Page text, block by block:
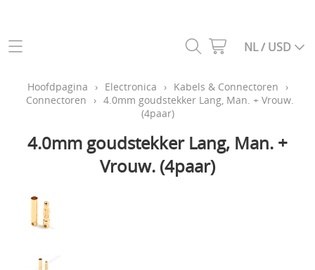
Categoriën webshop
Drones
Vliegtuigen
Constructie voertuigen
Hoofdpagina
Contact
Mijn account
NL / USD
Hoofdpagina › Electronica › Kabels & Connectoren
›
Connectoren
› 4.0mm goudstekker Lang, Man. + Vrouw.
(4paar)
4.0mm goudstekker Lang, Man. +
Vrouw. (4paar)